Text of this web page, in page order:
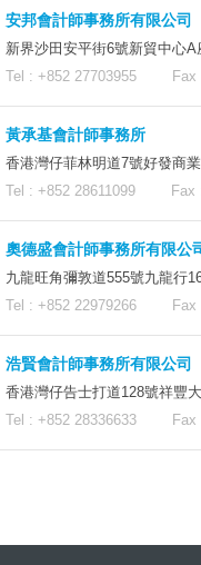
安邦會計師事務所有限公司
新界沙田安平街6號新貿中心A
Tel : +852 27703955
黃承基會計師事務所
香港灣仔菲林明道7號好發商
Tel : +852 28611099
奧德盛會計師事務所有限公
九龍旺角彌敦道555號九龍行
Tel : +852 22979266
浩賢會計師事務所有限公司
香港灣仔告士打道128號祥豐
Tel : +852 28336633